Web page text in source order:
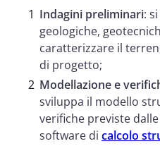
Indagini preliminari:
geologiche,
caratterizzare il
di progetto;
Modellazione e
sviluppa il modello
verifiche previste
software di calcolo